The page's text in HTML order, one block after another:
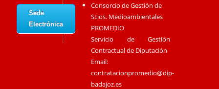
Sede
Electrónica
Consorcio de Gestión de
Scios. Medioambientales
PROMEDIO
Servicio de Gestión
Contractual de Diputación
Email:
contratacionpromedio@dip-
badajoz.es